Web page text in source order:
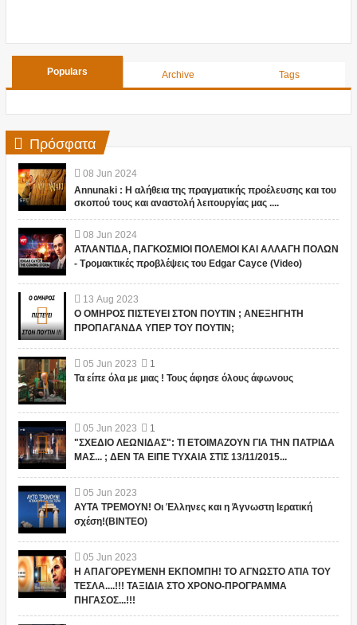
Populars Archive Tags
Πρόσφατα
08 Jun 2024
Annunaki : Η αλήθεια της πραγματικής προέλευσης και του
σκοπού τους και αναστολή λειτουργίας μας ....
08 Jun 2024
ΑΤΛΑΝΤΙΔΑ, ΠΑΓΚΟΣΜΙΟΙ ΠΟΛΕΜΟΙ ΚΑΙ ΑΛΛΑΓΗ ΠΟΛΩΝ
- Τρομακτικές προβλέψεις του Edgar Cayce (Video)
13 Aug 2023
Ο ΟΜΗΡΟΣ ΠΙΣΤΕΥΕΙ ΣΤΟΝ ΠΟΥΤΙΝ ; ΑΝΕΞΗΓΗΤΗ
ΠΡΟΠΑΓΑΝΔΑ ΥΠΕΡ ΤΟΥ ΠΟΥΤΙΝ;
05 Jun 2023
1
Τα είπε όλα με μιας ! Τους άφησε όλους άφωνους
05 Jun 2023
1
"ΣΧΕΔΙΟ ΛΕΩΝΙΔΑΣ": ΤΙ ΕΤΟΙΜΑΖΟΥΝ ΓΙΑ ΤΗΝ ΠΑΤΡΙΔΑ
ΜΑΣ... ; ΔΕΝ ΤΑ ΕΙΠΕ ΤΥΧΑΙΑ ΣΤΙΣ 13/11/2015...
05 Jun 2023
ΑΥΤΑ ΤΡΕΜΟΥΝ! Οι Έλληνες και η Άγνωστη Ιερατική
σχέση!(ΒΙΝΤΕΟ)
05 Jun 2023
Η ΑΠΑΓΟΡΕΥΜΕΝΗ ΕΚΠΟΜΠΗ! ΤΟ ΑΓΝΩΣΤΟ ΑΤΙΑ ΤΟΥ
ΤΕΣΛΑ....!!! ΤΑΞΙΔΙΑ ΣΤΟ ΧΡΟΝΟ-ΠΡΟΓΡΑΜΜΑ
ΠΗΓΑΣΟΣ...!!!